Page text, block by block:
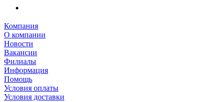
Компания
О компании
Новости
Вакансии
Филиалы
Информация
Помощь
Условия оплаты
Условия доставки